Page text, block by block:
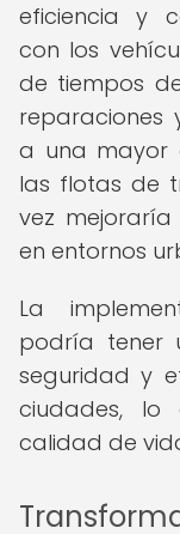
eficiencia y
con los
de tiempos
reparaciones
a una mayor
las flotas de
vez
en entornos
La
podría tener
seguridad y
ciudades,
calidad de